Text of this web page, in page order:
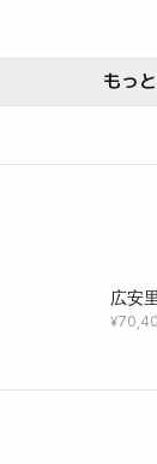
もっ
広安